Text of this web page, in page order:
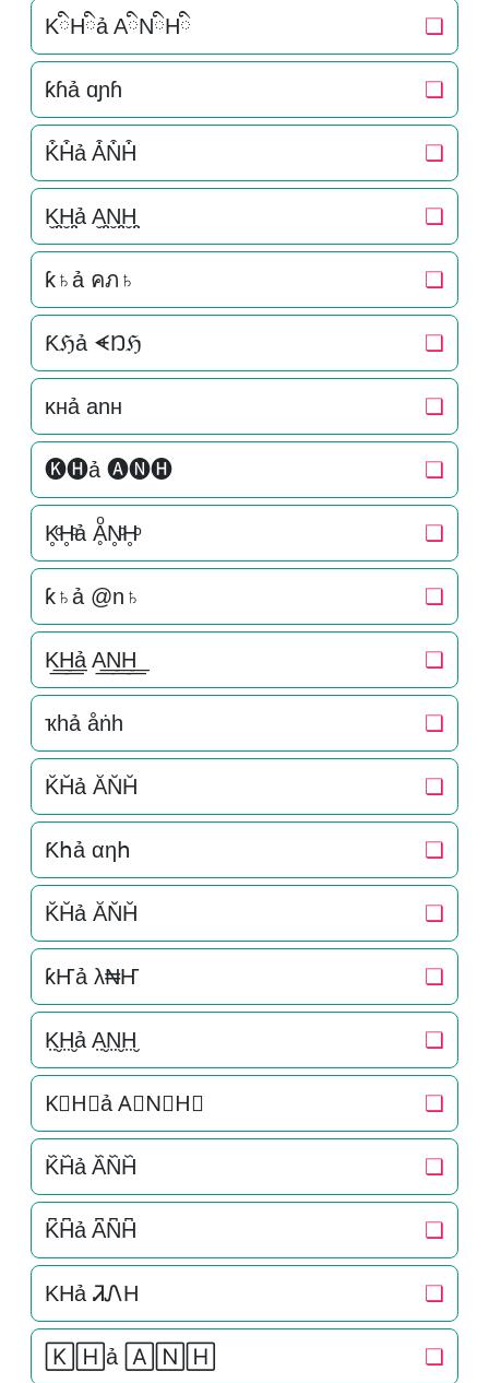
KིHིả AིNིHི ❏
ƙɦả ɑɲɦ ❏
K͒H͒ả A͒N͒H͒ ❏
K̬̤̯H̬̤̯ả A̬̤̯N̬̤̯H̬̤̯ ❏
ƙ♄ả คภ♄ ❏
Ƙℌả ᗛŊℌ ❏
ĸнả anн ❏
🅚🅗ả 🅐🅝🅗 ❏
K̥ͦH̥ͦả ḀͦN̥ͦH̥ͦ ❏
ƙ♄ả @n♄ ❏
K͟͟H͟͟ả A͟͟N͟͟H͟͟ ❏
ҡһả åṅһ ❏
K̆H̆ả ĂN̆H̆ ❏
Ƙհả αηհ ❏
K̆H̆ả ĂN̆H̆ ❏
ƙҤả λ₦Ҥ ❏
K̤̮H̤̮ả A̤̮N̤̮H̤̮ ❏
K⃘H⃘ả A⃘N⃘H⃘ ❏
K᷈H᷈ả A᷈N᷈H᷈ ❏
K͆H͆ả A͆N͆H͆ ❏
KHả ᏘᏁH ❏
🄺🄷ả 🄰🄽🄷 ❏